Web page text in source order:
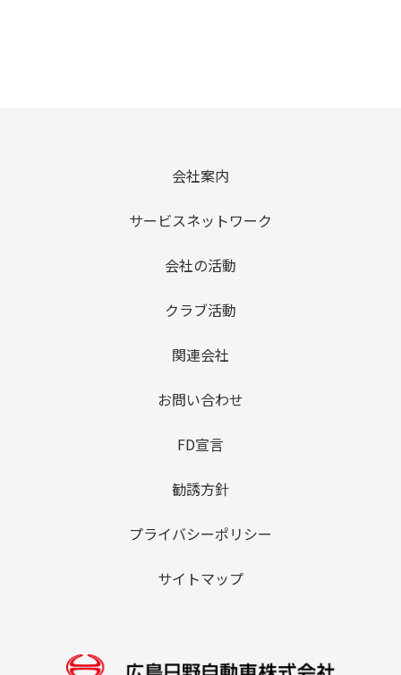
会社案内
サービスネットワーク
会社の活動
クラブ活動
関連会社
お問い合わせ
FD宣言
勧誘方針
プライバシーポリシー
サイトマップ